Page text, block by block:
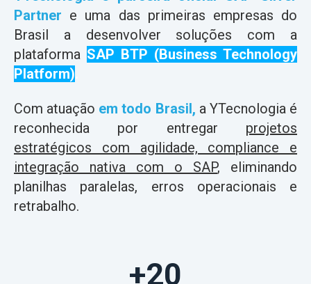
Partner e uma das primeiras empresas do
Brasil a desenvolver soluções com a
plataforma SAP BTP (Business Technology
Platform)
Com atuação em todo Brasil, a YTecnologia é
reconhecida por entregar projetos
estratégicos com agilidade, compliance e
integração nativa com o SAP, eliminando
planilhas paralelas, erros operacionais e
retrabalho.
+20